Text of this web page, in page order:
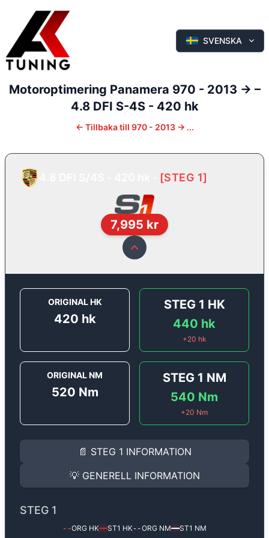
SVENSKA
Motoroptimering Panamera 970 - 2013 -> –
4.8 DFI S-4S - 420 hk
← Tillbaka till 970 - 2013 -> ...
[STEG 1]
7,995 kr
ORIGINAL HK
420 hk
STEG 1 HK
440 hk
+20 hk
ORIGINAL NM
520 Nm
STEG 1 NM
540 Nm
+20 Nm
📄 STEG 1 INFORMATION
INFORMATION
Steg 1
Porsche Panamera 4.8
Effekten ökar från420 hktill440 hkoch
(+20 hk & +20 Nm).
Ger mer effekt, högre vridmoment, lägre
Steg 1 mjukvara justerar vi ett antal
💡 GENERELL INFORMATION
✅ All mjukvara är skräddarsydd för din bil
✅ Felsökning inann samt efter optimering
STEG 1
--ORG HK━━ST1 HK--ORG NM━━ST1 NM